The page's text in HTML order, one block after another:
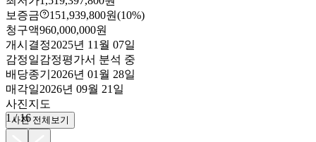
보증금
151,939,800원(10%)
청구액960,000,000원
개시결정2025년 11월 07일
감정일감정평가서 분석 중
배당종기 2026년 01월 28일
매각일2026년 09월 21일
사진지도
1 /16
사진 전체보기